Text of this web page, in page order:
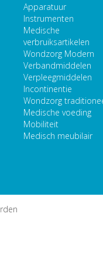
Apparatuur
Instrumenten
Medische
verbruiksartikelen
Wondzorg Modern
Verbandmiddelen
Verpleegmiddelen
Incontinentie
Wondzorg
Medische voeding
Mobiliteit
Medisch meubilair